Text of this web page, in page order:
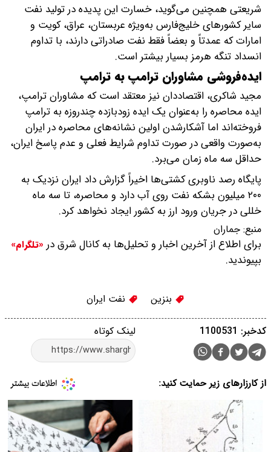
شریعتی همچنین می‌گوید، خسارت این پدیده در تولید نفت
سایر کشورهای خلیج‌فارس به‌ویژه عربستان، عراق، کویت و
امارات که عمدتاً و بعضاً ‎فقط نفت صادراتی دارند، با تداوم
انسداد ‎تنگه هرمز بسیار بیشتر است.
ایده‌فروشی مشاوران ترامپ به ترامپ
مجید شاکری، اقتصاددان نیز معتقد است که مشاوران ترامپ،
ایده محاصره را به‌عنوان یک ایده زودبازده چندروزه به ترامپ
فروخته‌اند اما آشکارشدن اولین نشانه‌های محاصره در ایران
به‌صورت واقعی در صورت تداوم شرایط فعلی و عدم پاسخ ایران،
حداقل سه ماه زمان می‌برد.
پایگاه رصد ناوبری کشتی‌ها اخیراً گزارش داد ایران نزدیک به
۲۰۰ میلیون بشکه نفت روی آب دارد و محاصره، تا سه ماه
خللی در جریان ورود ارز به‌ کشور ایجاد نخواهد کرد.
منبع: جماران
برای اطلاع از آخرین اخبار و تحلیل‌ها به کانال شرق در «تلگرام»
بپیوندید.
بنزین نفت ایران
لینک کوتاه کدخبر: 1100531
از کارزارهای زیر حمایت کنید: